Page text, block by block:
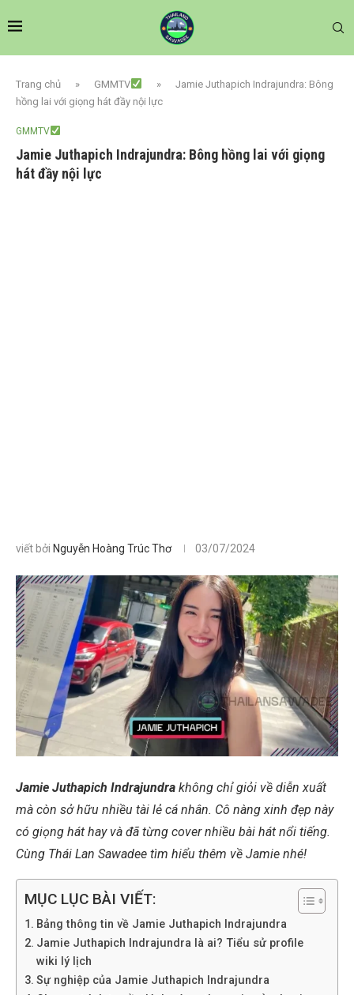
Trang chủ » GMMTV »
Jamie Juthapich Indrajundra: Bông
hồng lai với giọng hát đầy nội lực
GMMTV
Jamie Juthapich Indrajundra: Bông hồng lai với giọng
hát đầy nội lực
viết bởi Nguyễn Hoàng Trúc Thơ 03/07/2024
Jamie Juthapich Indrajundra không chỉ giỏi về diễn xuất
mà còn sở hữu nhiều tài lẻ cá nhân. Cô nàng xinh đẹp này
có giọng hát hay và đã từng cover nhiều bài hát nổi tiếng.
Cùng Thái Lan Sawadee tìm hiểu thêm về Jamie nhé!
MỤC LỤC BÀI VIẾT:
Bảng thông tin về Jamie Juthapich Indrajundra
Jamie Juthapich Indrajundra là ai? Tiểu sử profile
wiki lý lịch
Sự nghiệp của Jamie Juthapich Indrajundra